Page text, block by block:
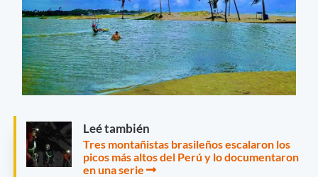
Leé también
Tres montañistas brasileños escalaron los
picos más altos del Perú y lo documentaron
en una serie